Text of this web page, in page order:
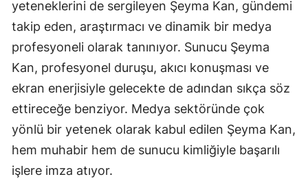
yeteneklerini de sergileyen Şeyma Kan, gündemi
takip eden, araştırmacı ve dinamik bir medya
profesyoneli olarak tanınıyor. Sunucu Şeyma
Kan, profesyonel duruşu, akıcı konuşması ve
ekran enerjisiyle gelecekte de adından sıkça söz
ettireceğe benziyor. Medya sektöründe çok
yönlü bir yetenek olarak kabul edilen Şeyma Kan,
hem muhabir hem de sunucu kimliğiyle başarılı
işlere imza atıyor.